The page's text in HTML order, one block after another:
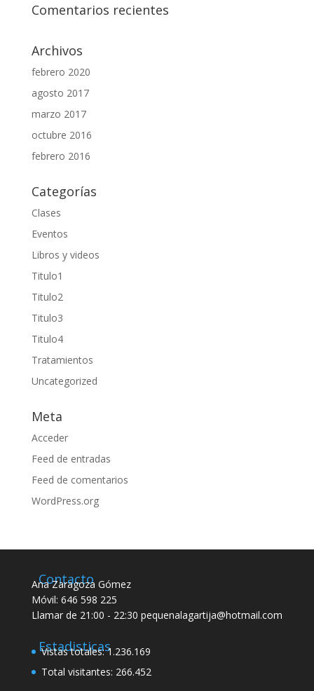
Comentarios recientes
Archivos
febrero 2020
agosto 2017
marzo 2017
octubre 2016
febrero 2016
Categorías
Clases
Eventos
Libros y videos
Titulo1
Titulo2
Titulo3
Titulo4
Tratamientos
Uncategorized
Meta
Acceder
Feed de entradas
Feed de comentarios
WordPress.org
Contacto
Ana Zaragoza Gómez
Móvil: 646 598 225
Llamar de 21:00 - 22:30 pequenalagartija@hotmail.com
Estadisticas
Vistas totales:1.236.169
Total visitantes: 266.452